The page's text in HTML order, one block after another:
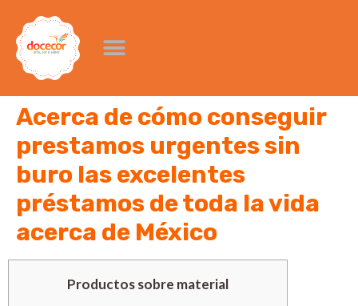
Acerca de cómo conseguir
prestamos urgentes sin
buro las excelentes
préstamos de toda la vida
acerca de México
Productos sobre material